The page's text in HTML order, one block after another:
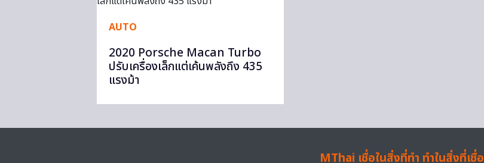
AUTO
2020 Porsche Macan Turbo
ปรับเครื่องเล็กแต่เค้นพลังถึง 435
แรงม้า
MThai เชื่อในสิ่งที่ทำ ทำในสิ่งที่เชื่อ